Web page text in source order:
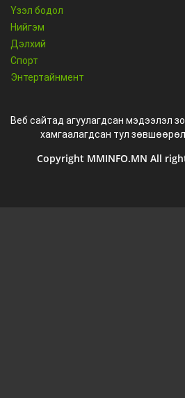
Үзэл бодол
Нийгэм
Дэлхий
Спорт
Энтертайнмент
Веб сайтад агуулагдсан мэдээлэл
хамгаалагдсан тул
Copyright MMINFO.MN All